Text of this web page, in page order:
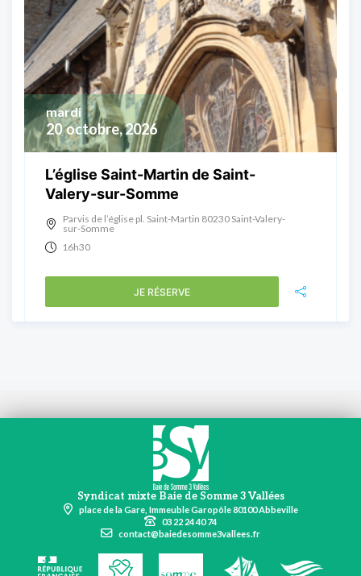
20 octobre, 2026
mardi
L’église Saint-Martin de Saint-
Valery-sur-Somme
Parvis de l’église pl. Saint-Martin 80230 Saint-Valery-
sur-Somme
16h30
JE RÉSERVE
Syndicat mixte Baie de Somme 3 Vallées
place de la Gare, Immeuble Garopôle 80100 Abbeville
03 22 24 40 74
contact@baiedesomme3vallees.fr